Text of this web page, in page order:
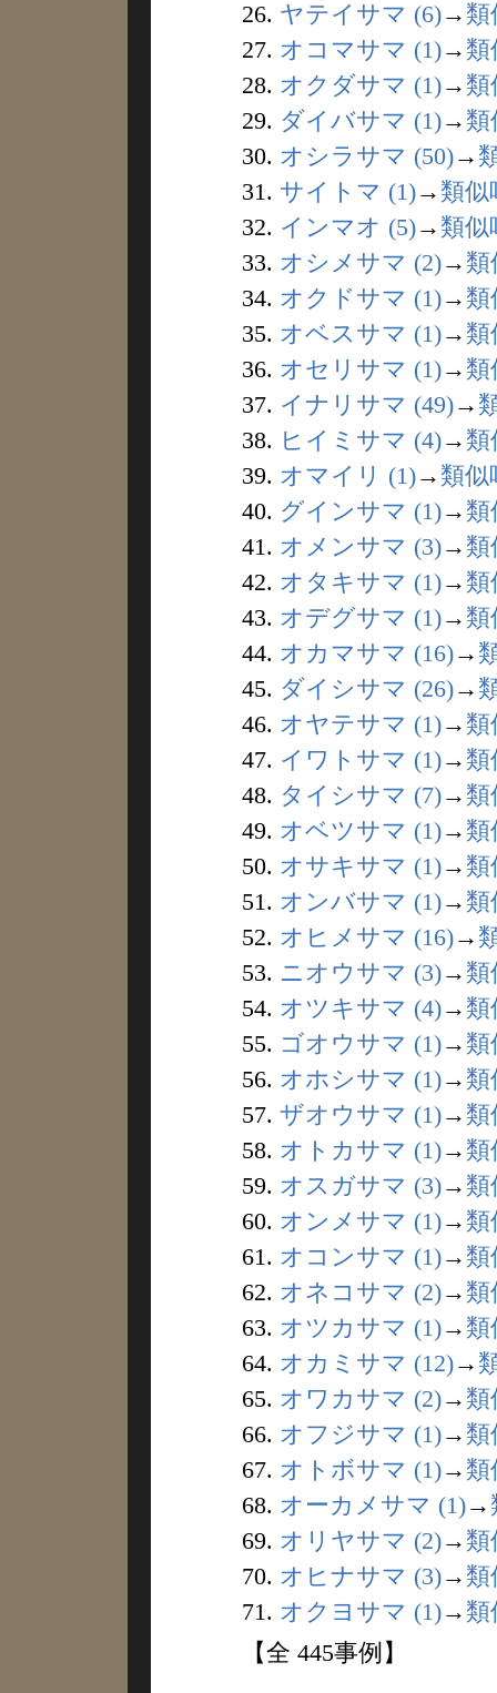
26. ヤテイサマ (6)→ 類
27. オコマサマ (1)→ 類
28. オクダサマ (1)→ 類
29. ダイバサマ (1)→ 類
30. オシラサマ (50)→
31. サイトマ (1)→ 類似
32. インマオ (5)→ 類似
33. オシメサマ (2)→ 類
34. オクドサマ (1)→ 類
35. オベスサマ (1)→ 類
36. オセリサマ (1)→ 類
37. イナリサマ (49)→
38. ヒイミサマ (4)→ 類
39. オマイリ (1)→ 類似
40. グインサマ (1)→ 類
41. オメンサマ (3)→ 類
42. オタキサマ (1)→ 類
43. オデグサマ (1)→ 類
44. オカマサマ (16)→
45. ダイシサマ (26)→
46. オヤテサマ (1)→ 類
47. イワトサマ (1)→ 類
48. タイシサマ (7)→ 類
49. オベツサマ (1)→ 類
50. オサキサマ (1)→ 類
51. オンバサマ (1)→ 類
52. オヒメサマ (16)→
53. ニオウサマ (3)→ 類
54. オツキサマ (4)→ 類
55. ゴオウサマ (1)→ 類
56. オホシサマ (1)→ 類
57. ザオウサマ (1)→ 類
58. オトカサマ (1)→ 類
59. オスガサマ (3)→ 類
60. オンメサマ (1)→ 類
61. オコンサマ (1)→ 類
62. オネコサマ (2)→ 類
63. オツカサマ (1)→ 類
64. オカミサマ (12)→
65. オワカサマ (2)→ 類
66. オフジサマ (1)→ 類
67. オトボサマ (1)→ 類
68. オーカメサマ (1)→
69. オリヤサマ (2)→ 類
70. オヒナサマ (3)→ 類
71. オクヨサマ (1)→ 類
【全 445事例】